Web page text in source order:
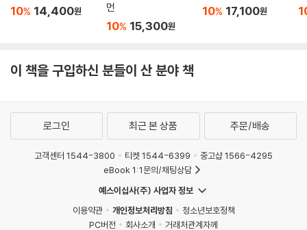
10% 14,400원
먼
10% 15,300원
10% 17,100원
이 책을 구입하신 분들이 산 분야 책
로그인 최근 본 상품 주문/배송
고객센터 1544-3800 티켓 1544-6399
중고샵 1566-4295
eBook 1:1문의/채팅상담
예스이십사(주) 사업자 정보
이용약관
개인정보처리방침
청소년보호정책
PC버전
회사소개 거래처관계자께